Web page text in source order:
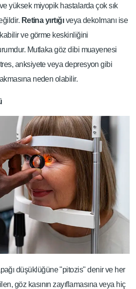
yüksek miyopik hastalarda çok sık
Retina yırtığıveya dekolmanı ise
ve görme keskinliğini
Mutlaka göz dibi muayenesi
anksiyete veya depresyon gibi
neden olabilir.
düşüklüğüne "pitozis" denir ve her
göz kasının zayıflamasına veya hiç